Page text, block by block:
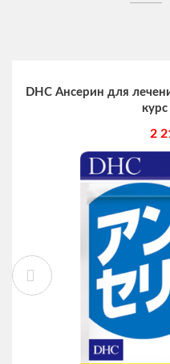
DHC Ансерин для
2